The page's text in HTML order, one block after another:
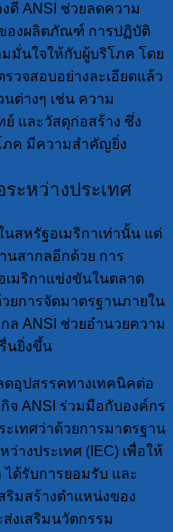
ดี ANSI ช่วยลดความ
ของผลิตภัณฑ์ การปฏิบัติ
มั่นใจให้กับผู้บริโภค โดย
วจสอบอย่างละเอียดแล้ว
ต่างๆ เช่น ความ
และวัสดุก่อสร้าง ซึ่ง
ภค มีความสำคัญยิ่ง
ะหว่างประเทศ
สหรัฐอเมริกาเท่านั้น แต่
นสากลอีกด้วย การ
มริกาแข่งขันในตลาด
ยการจัดมาตรฐานภายใน
ล ANSI ช่วยอำนวยความ
นยิ่งขึ้น
ดอุปสรรคทางเทคนิคต่อ
จ ANSI ร่วมมือกับองค์กร
ะเทศว่าด้วยการมาตรฐาน
างประเทศ (IEC) เพื่อให้
ด้รับการยอมรับ และ
ริมสร้างตำแหน่งของ
งเสริมนวัตกรรม